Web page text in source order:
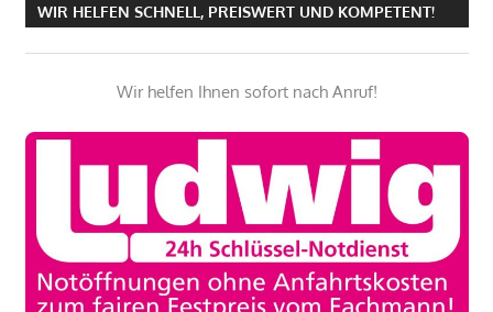
WIR HELFEN SCHNELL, PREISWERT UND KOMPETENT!
Wir helfen Ihnen sofort nach Anruf!